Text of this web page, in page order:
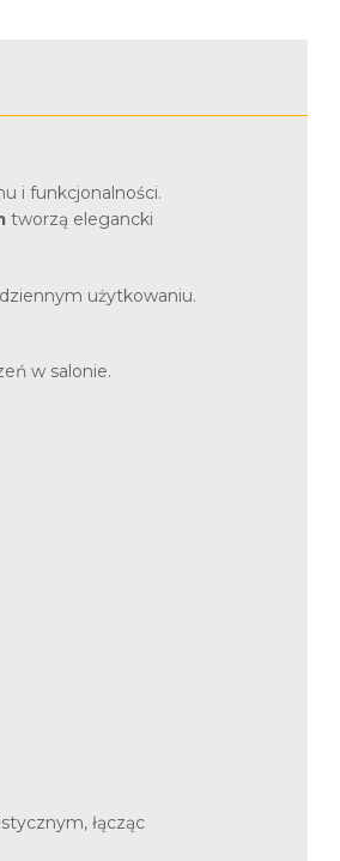
i funkcjonalności.
tworzą elegancki
użytkowaniu.
w salonie.
łącząc